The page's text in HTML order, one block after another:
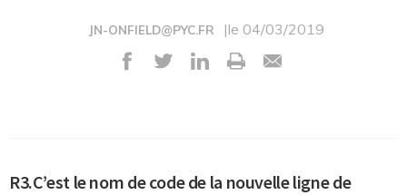
JN-ONFIELD@PYC.FR |le 04/03/2019
R3.C’est le nom de code de la nouvelle ligne de